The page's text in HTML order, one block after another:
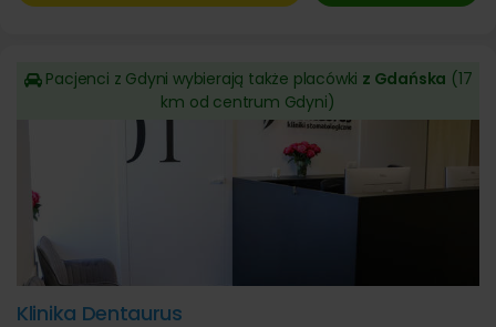
Pacjenci z Gdyni wybierają także placówki z Gdańska (17
km od centrum Gdyni)
Klinika Dentaurus